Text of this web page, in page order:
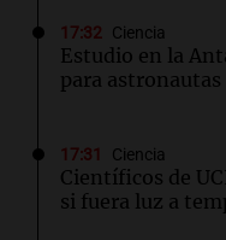
17:32 Ciencia
Estudio en la
para
17:31 Ciencia
Científicos de
si fuera luz a